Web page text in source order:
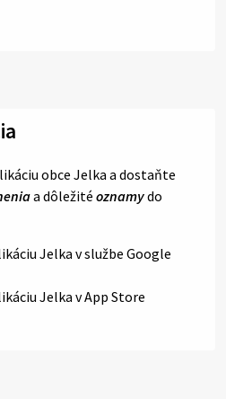
obce Jelka a dostaňte
a dôležité oznamydo